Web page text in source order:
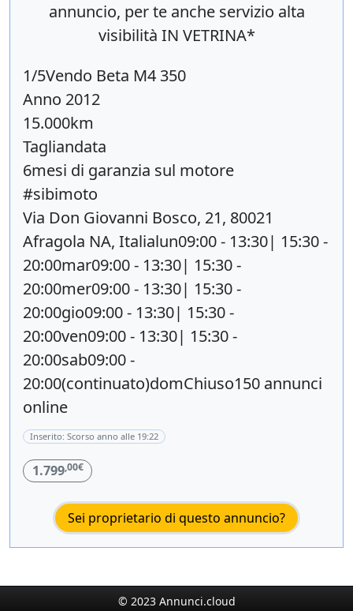
annuncio, per te anche servizio alta
visibilità IN VETRINA*
1/5Vendo Beta M4 350
Anno 2012
15.000km
Tagliandata
6mesi di garanzia sul motore
#sibimoto
Via Don Giovanni Bosco, 21, 80021
Afragola NA, Italialun09:00 - 13:30| 15:30 -
20:00mar09:00 - 13:30| 15:30 -
20:00mer09:00 - 13:30| 15:30 -
20:00gio09:00 - 13:30| 15:30 -
20:00ven09:00 - 13:30| 15:30 -
20:00sab09:00 -
20:00(continuato)domChiuso150 annunci
online
Inserito: Scorso anno alle 19:22
1.799,00€
Sei proprietario di questo annuncio?
© 2023 Annunci.cloud